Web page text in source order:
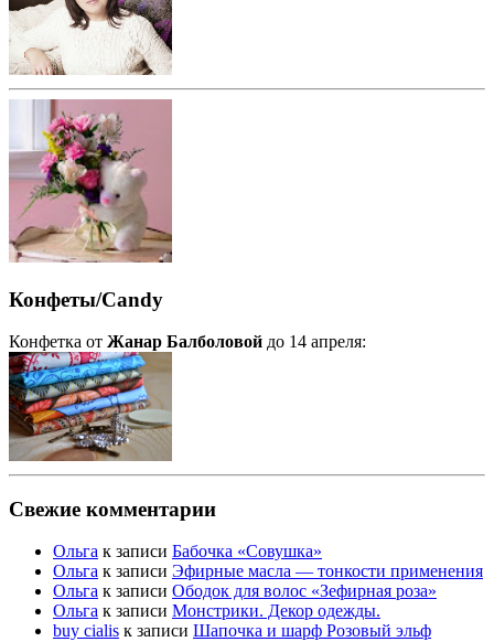
Конфеты/Candy
Конфетка от Жанар Балболовой до 14 апреля:
Свежие комментарии
Ольга к записи Бабочка «Совушка»
Ольга к записи Эфирные масла — тонкости применения
Ольга к записи Ободок для волос «Зефирная роза»
Ольга к записи Монстрики. Декор одежды.
buy cialis к записи Шапочка и шарф Розовый эльф